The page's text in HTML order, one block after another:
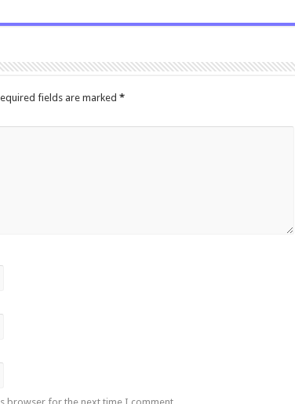
fields are marked *